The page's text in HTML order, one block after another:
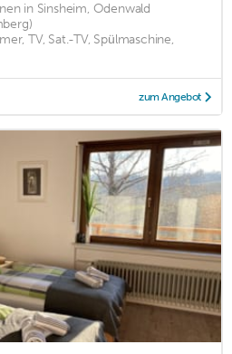
in Sinsheim, Odenwald
TV, Sat.-TV, Spülmaschine,
zum Angebot